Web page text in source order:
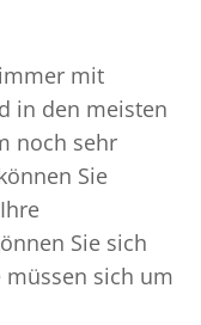
mit
in den meisten
noch sehr
Sie
Sie sich
sich um